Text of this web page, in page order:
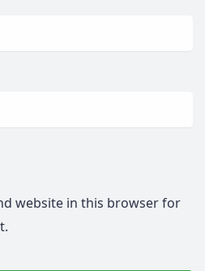
website in this browser for